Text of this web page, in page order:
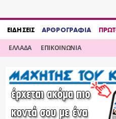
ΕΙΔΗΣΕΙΣ ΑΡΘΡΟΓΡΑΦΙΑ
ΕΛΛΑΔΑ ΕΠΙΚΟΙΝΩΝΙΑ